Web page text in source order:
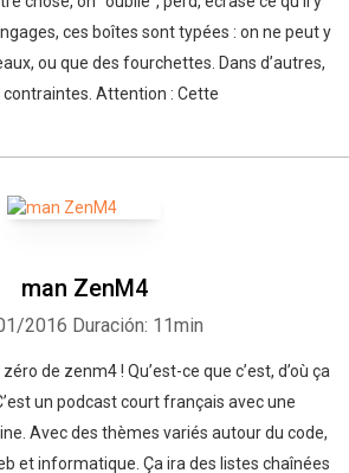
ces boîtes sont typées : on ne peut y
ou que des fourchettes. Dans d’autres,
contraintes. Attention : Cette
man ZenM4
2016 Duración: 11min
de zenm4 ! Qu’est-ce que c’est, d’où ça
un podcast court français avec une
Avec des thèmes variés autour du code,
et informatique. Ça ira des listes chaînées